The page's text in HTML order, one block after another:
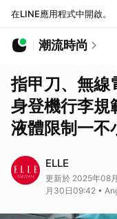
在LINE應用程式中開啟。
潮流時尚
指甲刀、無線
身登機行李規
液體限制一不
ELLE
更新於 2025年08
月30日09:42 •